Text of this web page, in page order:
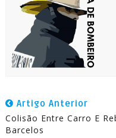
Artigo Anterior
Colisão Entre Carro E
Barcelos